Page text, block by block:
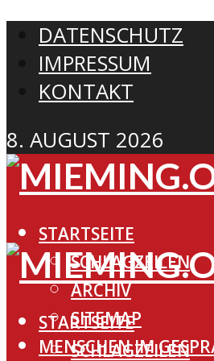
DATENSCHUTZ
IMPRESSUM
KONTAKT
8. AUGUST 2026
STARTSEITE
SCHLAGZEILEN
ARCHIV
SITEMAP
MENSCHEN IM
STARTSEITE
SCHLAGZEILEN